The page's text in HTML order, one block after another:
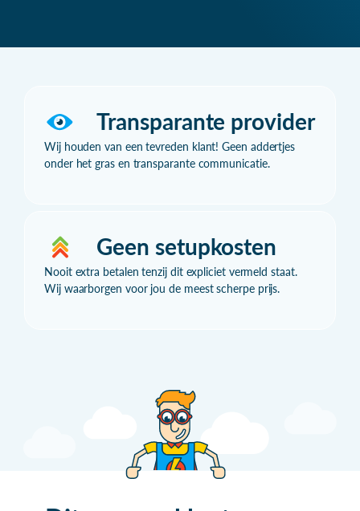
Transparante provider
Wij houden van een tevreden klant! Geen addertjes
onder het gras en transparante communicatie.
Geen setupkosten
Nooit extra betalen tenzij dit expliciet vermeld staat.
Wij waarborgen voor jou de meest scherpe prijs.